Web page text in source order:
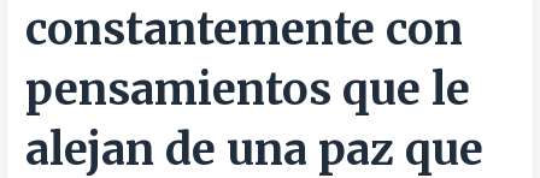
t
r
constantemente con
pensamientos que le
alejan de una paz que